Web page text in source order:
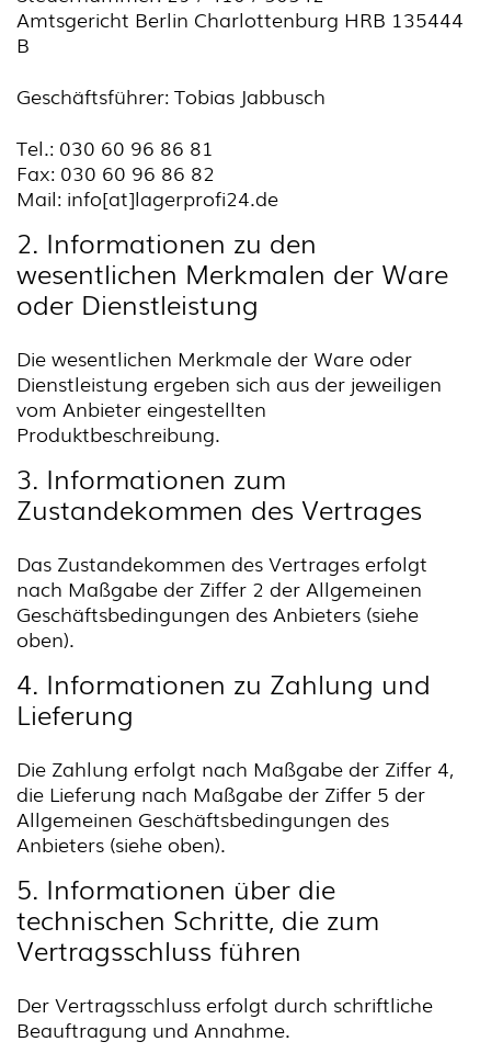
Amtsgericht Berlin Charlottenburg HRB 135444
B
Geschäftsführer: Tobias Jabbusch
Tel.: 030 60 96 86 81
Fax: 030 60 96 86 82
Mail: info[at]lagerprofi24.de
2. Informationen zu den
wesentlichen Merkmalen der Ware
oder Dienstleistung
Die wesentlichen Merkmale der Ware oder
Dienstleistung ergeben sich aus der jeweiligen
vom Anbieter eingestellten
Produktbeschreibung.
3. Informationen zum
Zustandekommen des Vertrages
Das Zustandekommen des Vertrages erfolgt
nach Maßgabe der Ziffer 2 der Allgemeinen
Geschäftsbedingungen des Anbieters (siehe
oben).
4. Informationen zu Zahlung und
Lieferung
Die Zahlung erfolgt nach Maßgabe der Ziffer 4,
die Lieferung nach Maßgabe der Ziffer 5 der
Allgemeinen Geschäftsbedingungen des
Anbieters (siehe oben).
5. Informationen über die
technischen Schritte, die zum
Vertragsschluss führen
Der Vertragsschluss erfolgt durch schriftliche
Beauftragung und Annahme.